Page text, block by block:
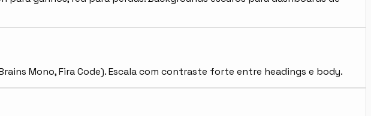
Mono, Fira Code). Escala com contraste forte entre headings e body.